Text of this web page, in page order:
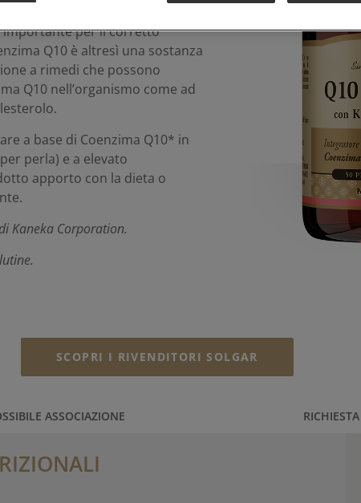
nei tessuti umani e
importante per il corretto
Q10 è altresì una sostanza
a rimedi che possono
Q10 nell’organismo come ad
a base di Coenzima Q10* in
perla) e a elevato
apporto con la dieta o
Kaneka Corporation.
SCOPRI I RIVENDITORI SOLGAR
ASSOCIAZIONE